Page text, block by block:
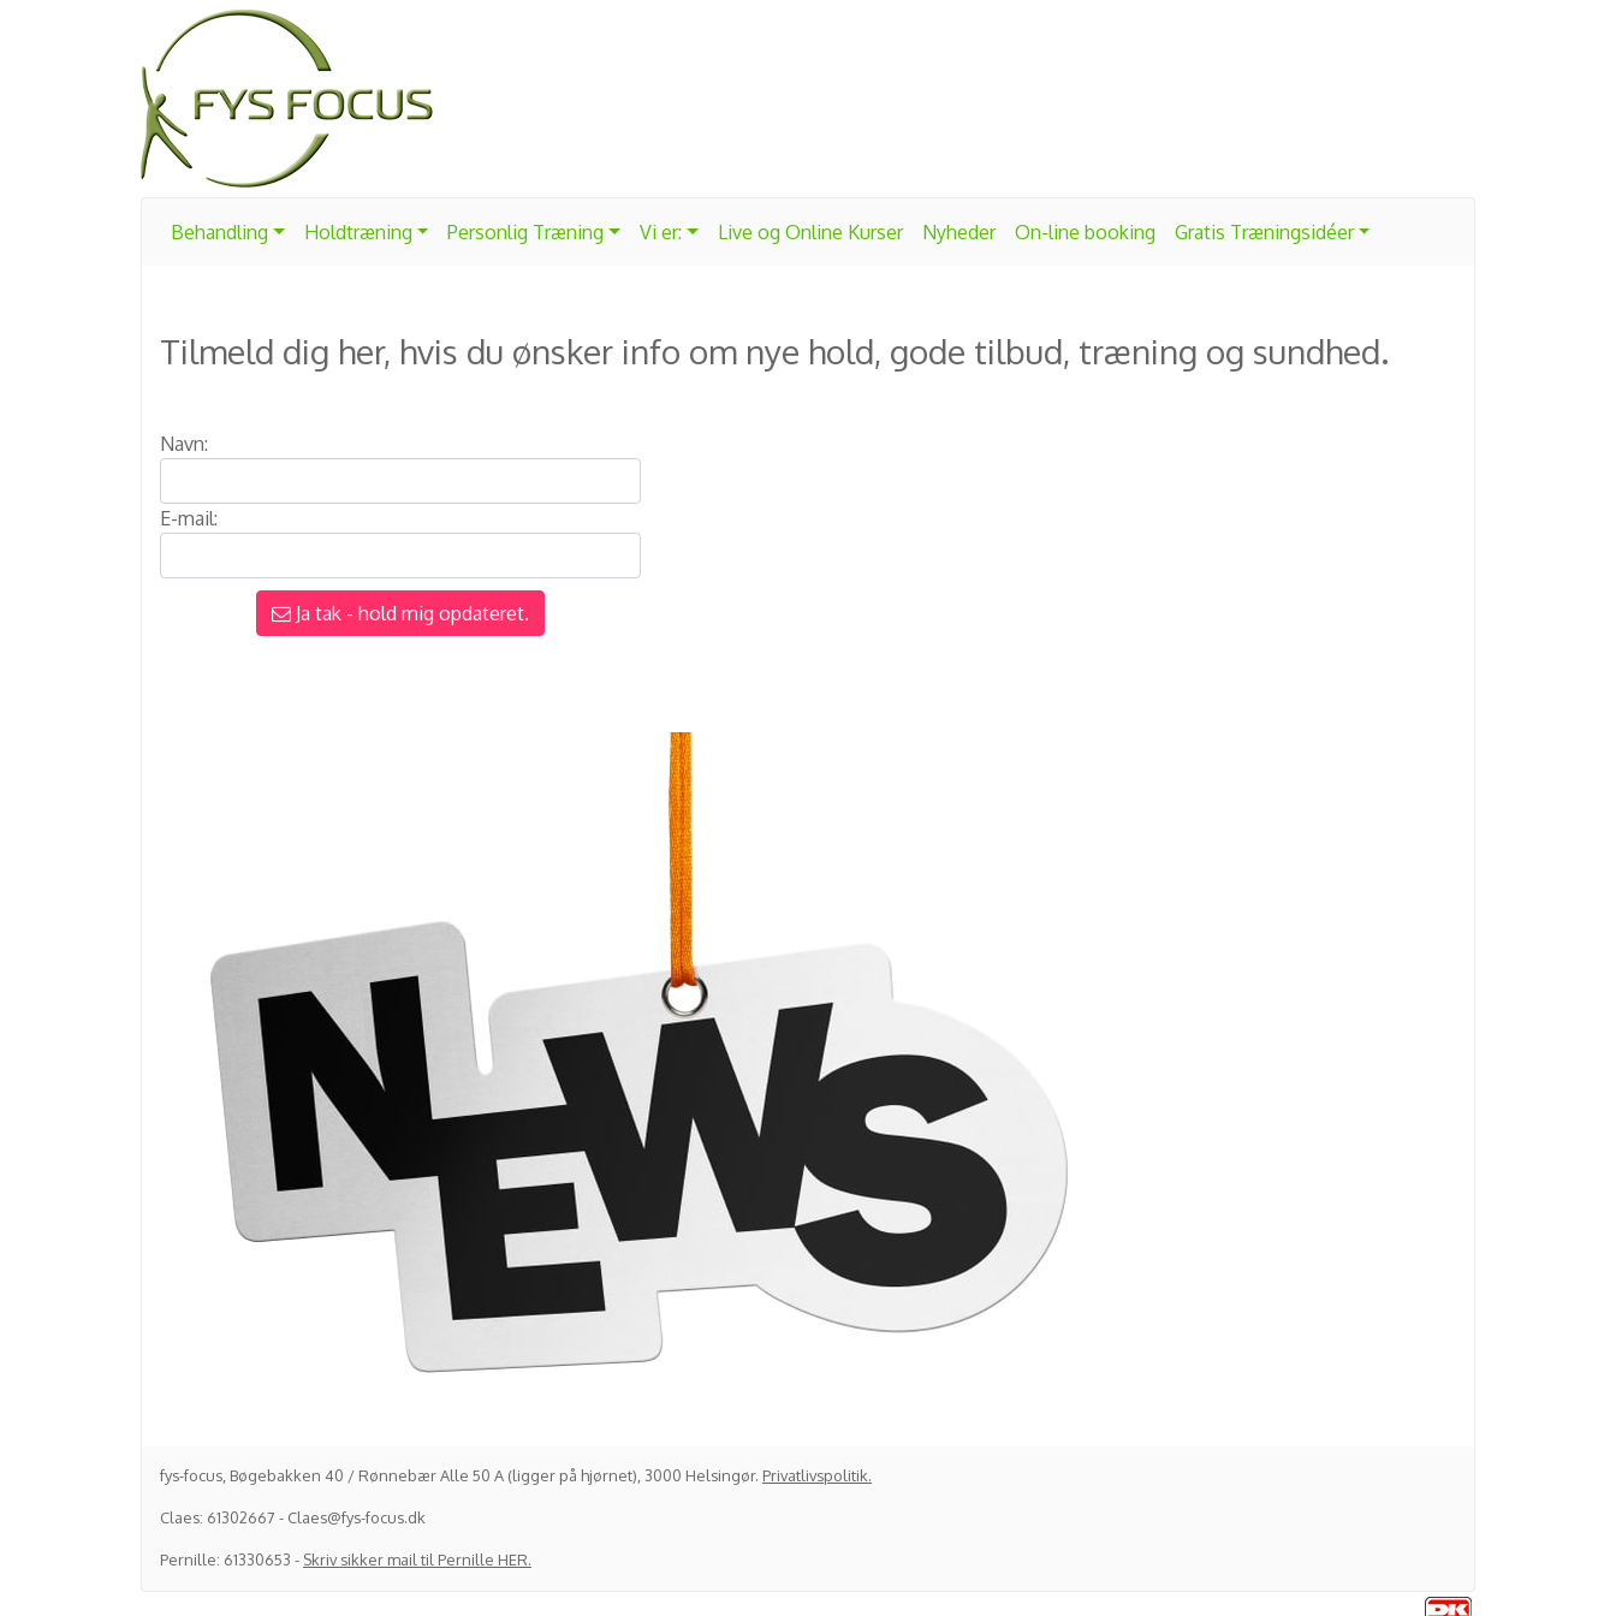
Behandling Holdtræning Personlig Træning Vi er: Live og Online Kurser Nyheder On-line booking Gratis Træningsidéer
Tilmeld dig her, hvis du ønsker info om nye hold, gode tilbud, træning og sundhed.
Navn:
E-mail:
Ja tak - hold mig opdateret.
fys-focus, Bøgebakken 40 / Rønnebær Alle 50 A (ligger på hjørnet), 3000 Helsingør. Privatlivspolitik.
Claes: 61302667 - Claes@fys-focus.dk
Pernille: 61330653 - Skriv sikker mail til Pernille HER.